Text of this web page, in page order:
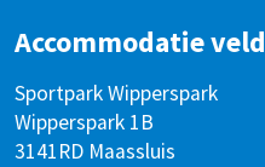
Accommodatie veld
Sportpark Wipperspark
Wipperspark 1B
3141RD Maassluis